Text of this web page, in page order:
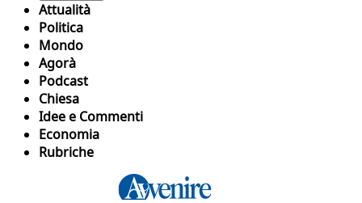
Attualità
Politica
Mondo
Agorà
Podcast
Chiesa
Idee e Commenti
Economia
Rubriche